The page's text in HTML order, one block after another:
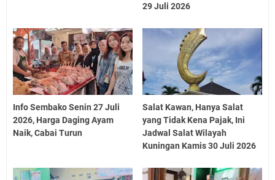
29 Juli 2026
Info Sembako Senin 27 Juli
2026, Harga Daging Ayam
Naik, Cabai Turun
Salat Kawan, Hanya Salat
yang Tidak Kena Pajak, Ini
Jadwal Salat Wilayah
Kuningan Kamis 30 Juli 2026